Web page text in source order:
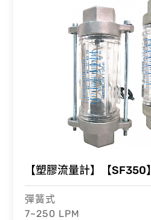
【塑膠流量計】【SF350】
彈簧式
7~250 LPM